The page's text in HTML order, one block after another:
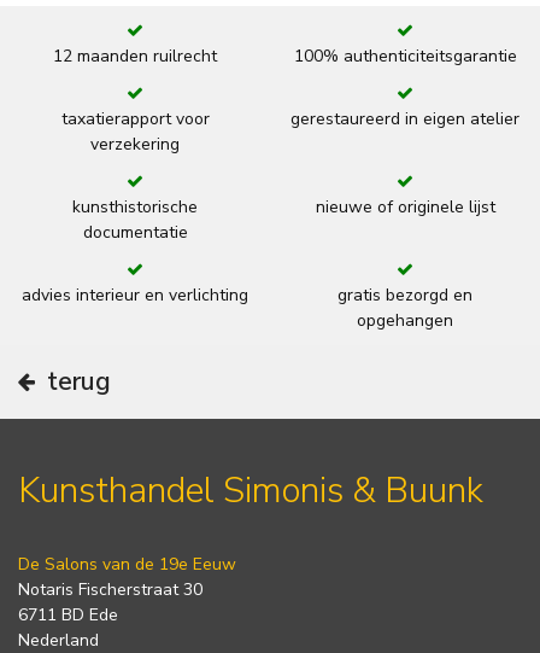
12 maanden ruilrecht 100% authenticiteitsgarantie
taxatierapport voor
verzekering
gerestaureerd in eigen atelier
kunsthistorische
documentatie
nieuwe of originele lijst
advies interieur en verlichting
gratis bezorgd en
opgehangen
terug
Kunsthandel Simonis & Buunk
De Salons van de 19e Eeuw
Notaris Fischerstraat 30
6711 BD Ede
Nederland